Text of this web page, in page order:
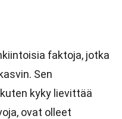
faktoja, jotka
Sen
kyky lievittää
ovat olleet